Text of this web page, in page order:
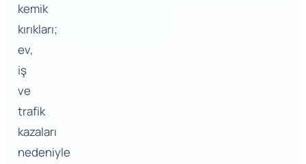
kemik
kırıkları;
ev,
iş
ve
trafik
kazaları
nedeniyle